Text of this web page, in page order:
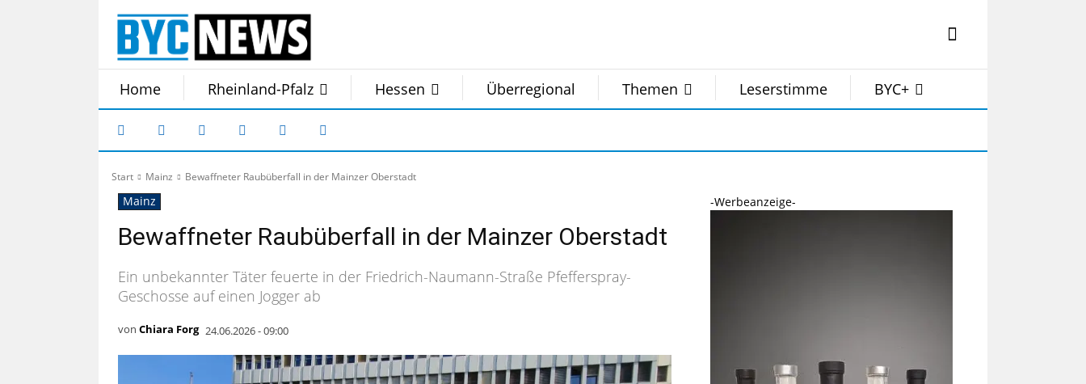
Home Rheinland-Pfalz Hessen Überregional Themen Leserstimme BYC+
Start Mainz Bewaffneter Raubüberfall in der Mainzer Oberstadt
Mainz
Bewaffneter Raubüberfall in der Mainzer Oberstadt
Ein unbekannter Täter feuerte in der Friedrich-Naumann-Straße Pfefferspray-
Geschosse auf einen Jogger ab
von Chiara Forg 24.06.2026 - 09:00
-Werbeanzeige-